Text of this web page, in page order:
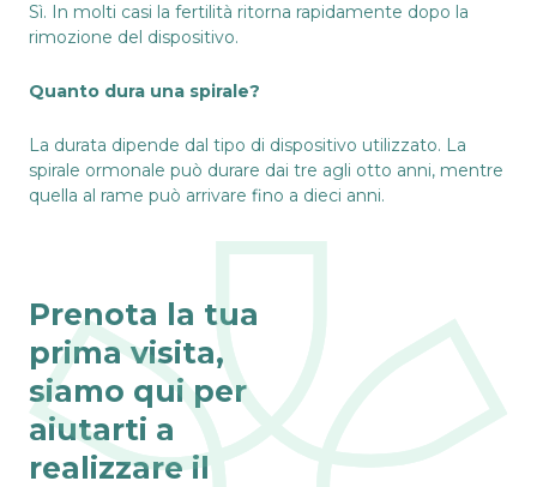
Sì. In molti casi la fertilità ritorna rapidamente dopo la
rimozione del dispositivo.
Quanto dura una spirale?
La durata dipende dal tipo di dispositivo utilizzato. La
spirale ormonale può durare dai tre agli otto anni, mentre
quella al rame può arrivare fino a dieci anni.
Prenota la tua
prima visita,
siamo qui per
aiutarti a
realizzare il